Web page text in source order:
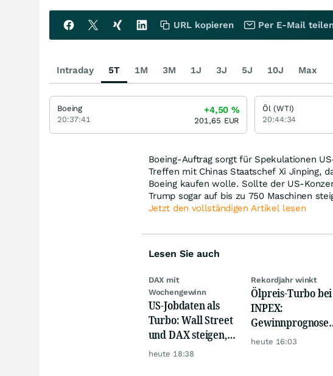
Boeing-Auftrag sorgt für Spekulationen
Treffen mit Chinas Staatschef Xi Jinping,
Boeing kaufen wolle. Sollte der US-
Trump sogar auf bis zu 750 Maschinen
Jetzt den vollständigen Artikel lesen
Lesen Sie auch
DAX mit
Wochengewinn
US-Jobdaten als
Turbo: Wall Street
und DAX steigen,
Gold glänzt
heute 18:38
Rekordjahr winkt
Ölpreis-Turbo bei
INPEX:
Gewinnprognose
schießt auf
heute 16:03
URL kopieren Per E-Mail
Intraday 5T 1M 3M 1J 3J 5J 10J Max
Boeing
20:37:41
+4,50 %
201,65 EUR
Öl (WTI)
20:44:34